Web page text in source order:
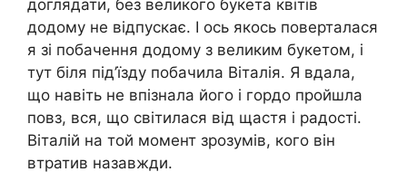
доглядати, без великого букета квітів
додому не відпускає. І ось якось поверталася
я зі побачення додому з великим букетом, і
тут біля під’їзду побачила Віталія. Я вдала,
що навіть не впізнала його і гордо пройшла
повз, вся, що світилася від щастя і радості.
Віталій на той момент зрозумів, кого він
втратив назавжди.